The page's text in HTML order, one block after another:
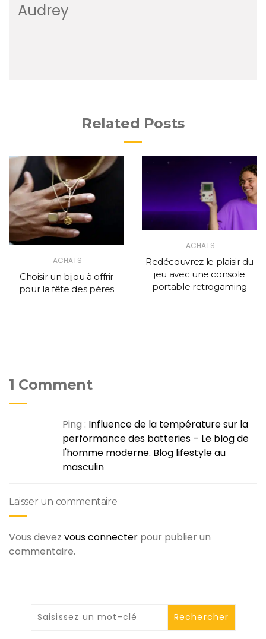
Audrey
Related Posts
ACHATS
Choisir un bijou à offrir
pour la fête des pères
ACHATS
Redécouvrez le plaisir du
jeu avec une console
portable retrogaming
1 Comment
Ping : Influence de la température sur la
performance des batteries – Le blog de
l'homme moderne. Blog lifestyle au
masculin
Laisser un commentaire
Vous devez vous connecter pour publier un
commentaire.